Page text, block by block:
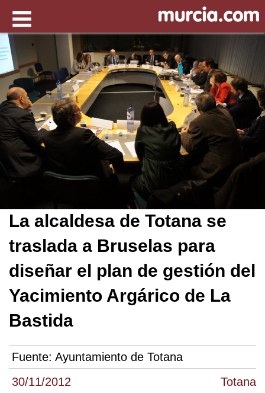
30/11/2012 Totana
La alcaldesa de Totana se
traslada a Bruselas para
diseñar el plan de gestión del
Yacimiento Argárico de La
Bastida
Fuente: Ayuntamiento de Totana